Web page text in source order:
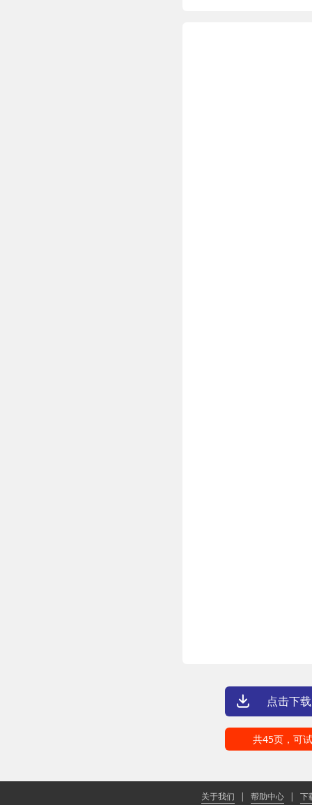
点击下
共45页，可
关于我们 | 帮助中心 | 下